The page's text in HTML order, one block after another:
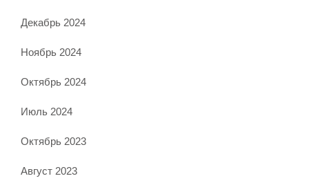
Декабрь 2024
Ноябрь 2024
Октябрь 2024
Июль 2024
Октябрь 2023
Август 2023